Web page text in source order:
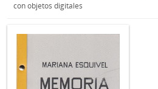
con objetos digitales